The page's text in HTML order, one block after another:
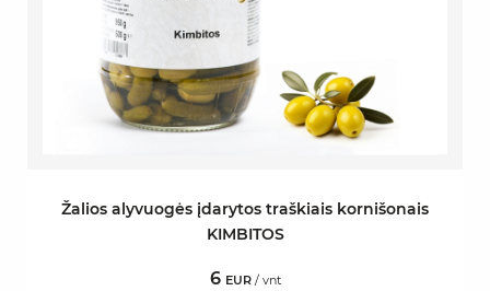
Žalios alyvuogės įdarytos traškiais kornišonais
KIMBITOS
6 EUR/ vnt